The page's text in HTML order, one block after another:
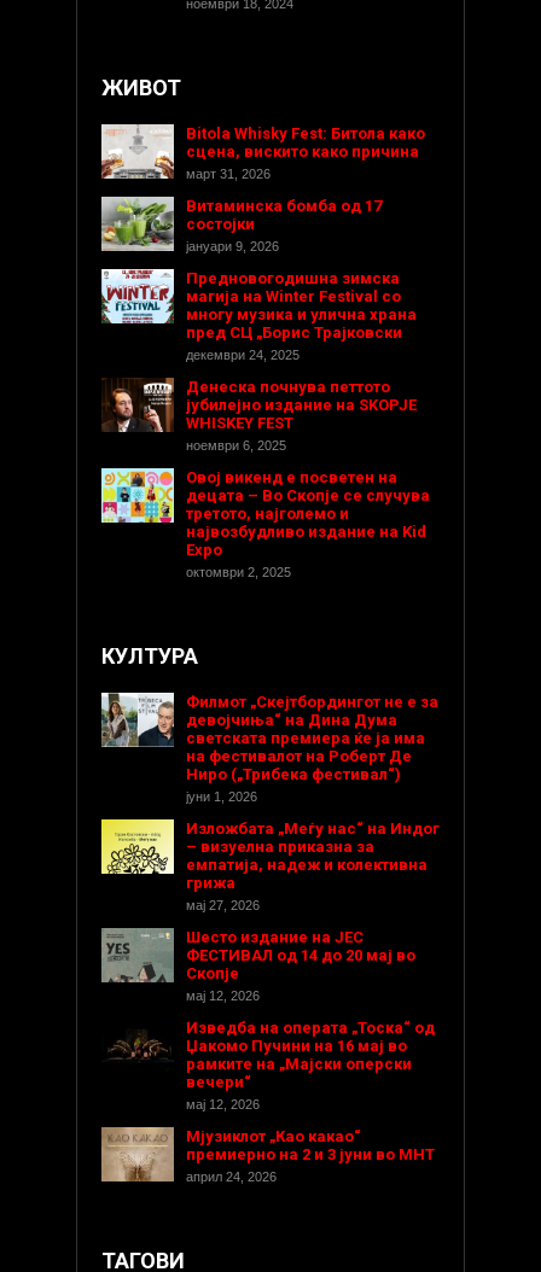
ноември 18, 2024
ЖИВОТ
Bitola Whisky Fest: Битола како
сцена, вискито како причина
март 31, 2026
Витаминска бомба од 17
состојки
јануари 9, 2026
Предновогодишнa зимска
магија на Winter Festival со
многу музика и улична храна
пред СЦ „Борис Трајковски
декември 24, 2025
Денеска почнува петтото
јубилејно издание на SKOPJE
WHISKEY FEST
ноември 6, 2025
Овој викенд е посветен на
децата – Во Скопје се случува
третото, најголемо и
највозбудливо издание на Kid
Expo
октомври 2, 2025
КУЛТУРА
Филмот „Скејтбордингот не е за
девојчиња“ на Дина Дума
светската премиера ќе ја има
на фестивалот на Роберт Де
Ниро („Трибека фестивал“)
јуни 1, 2026
Изложбата „Меѓу нас“ на Индог
– визуелна приказна за
емпатија, надеж и колективна
грижа
мај 27, 2026
Шесто издание на ЈЕС
ФЕСТИВАЛ од 14 до 20 мај во
Скопје
мај 12, 2026
Изведба на операта „Тоска“ од
Џакомо Пучини на 16 мај во
рамките на „Мајски оперски
вечери“
мај 12, 2026
Мјузиклот „Као какао“
премиерно на 2 и 3 јуни во МНТ
април 24, 2026
ТАГОВИ